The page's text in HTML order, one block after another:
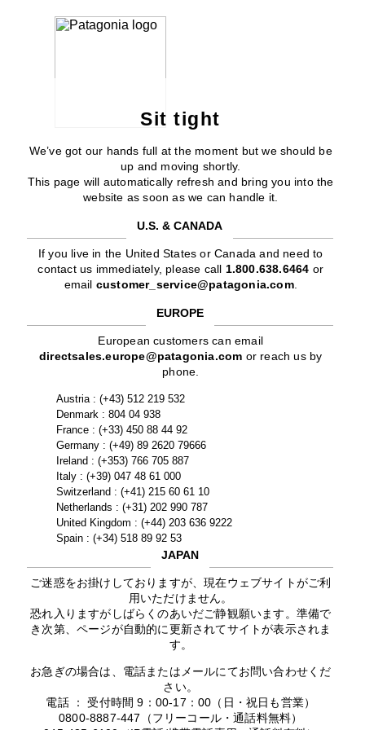
Sit tight
We’ve got our hands full at the moment but we should be
up and moving shortly.
This page will automatically refresh and bring you into the
website as soon as we can handle it.
U.S. & CANADA
If you live in the United States or Canada and need to
contact us immediately, please call 1.800.638.6464 or
email customer_service@patagonia.com.
EUROPE
European customers can email
directsales.europe@patagonia.com or reach us by
phone.
Austria : (+43) 512 219 532
Denmark : 804 04 938
France : (+33) 450 88 44 92
Germany : (+49) 89 2620 79666
Ireland : (+353) 766 705 887
Italy : (+39) 047 48 61 000
Switzerland : (+41) 215 60 61 10
Netherlands : (+31) 202 990 787
United Kingdom : (+44) 203 636 9222
Spain : (+34) 518 89 92 53
JAPAN
ご迷惑をお掛けしておりますが、現在ウェブサイトがご利
用いただけません。
恐れ入りますがしばらくのあいだご静観願います。準備で
き次第、ページが自動的に更新されてサイトが表示されま
す。
お急ぎの場合は、電話またはメールにてお問い合わせくだ
さい。
電話 ： 受付時間 9：00-17：00（日・祝日も営業）
0800-8887-447（フリーコール・通話料無料）